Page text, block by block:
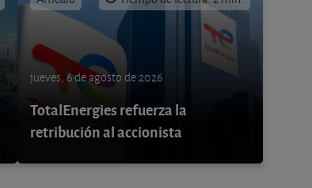
jueves, 6 de agosto de 2026
TotalEnergies refuerza la
retribución al accionista